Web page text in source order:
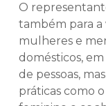
O
também para a
mulheres e
domésticos,
de pessoas,
práticas como